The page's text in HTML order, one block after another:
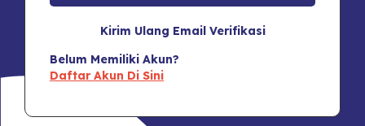
Kirim Ulang Email Verifikasi
Belum Memiliki Akun?
Daftar Akun Di Sini